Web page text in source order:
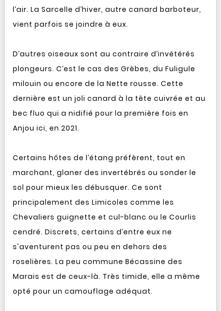
l’air. La Sarcelle d’hiver, autre canard barboteur,
vient parfois se joindre à eux.
D’autres oiseaux sont au contraire d’invétérés
plongeurs. C’est le cas des Grèbes, du Fuligule
milouin ou encore de la Nette rousse. Cette
dernière est un joli canard à la tête cuivrée et au
bec fluo qui a nidifié pour la première fois en
Anjou ici, en 2021.
Certains hôtes de l’étang préfèrent, tout en
marchant, glaner des invertébrés ou sonder le
sol pour mieux les débusquer. Ce sont
principalement des Limicoles comme les
Chevaliers guignette et cul-blanc ou le Courlis
cendré. Discrets, certains d’entre eux ne
s'aventurent pas ou peu en dehors des
roselières. La peu commune Bécassine des
Marais est de ceux-là. Très timide, elle a même
opté pour un camouflage adéquat.